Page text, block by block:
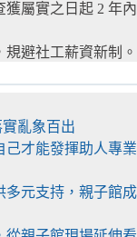
獲屬實之日起 2 年內
避社工薪資新制。
亂象百出
己才能發揮助人專業
多元支持，親子館成